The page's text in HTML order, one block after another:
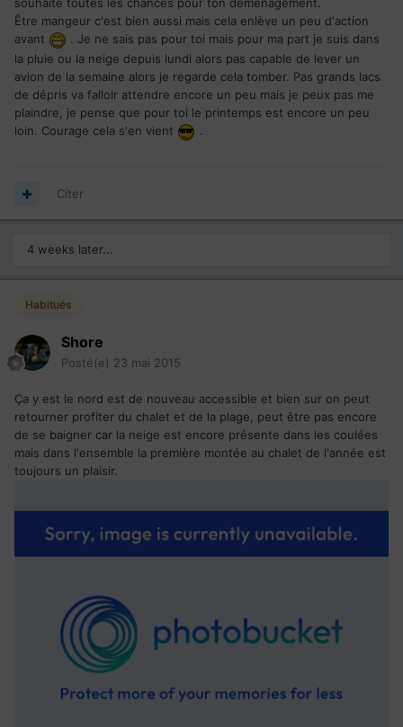
Être mangeur c'est bien aussi mais cela enlève un peu d'action
avant
. Je ne sais pas pour toi mais pour ma part je suis dans
la pluie ou la neige depuis lundi alors pas capable de lever un
avion de la semaine alors je regarde cela tomber. Pas grands lacs
de dépris va falloir attendre encore un peu mais je peux pas me
plaindre, je pense que pour toi le printemps est encore un peu
loin. Courage cela s'en vient
.
Citer
4 weeks later...
Habitués
Shore
Posté(e) 23 mai 2015
Ça y est le nord est de nouveau accessible et bien sur on peut
retourner profiter du chalet et de la plage, peut être pas encore
de se baigner car la neige est encore présente dans les coulées
mais dans l'ensemble la première montée au chalet de l'année est
toujours un plaisir.